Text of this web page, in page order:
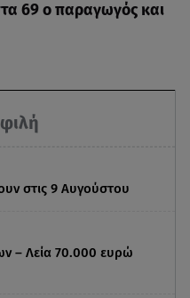
στις 9 Αυγούστου
– Λεία 70.000 ευρώ
69 ο παραγωγός και